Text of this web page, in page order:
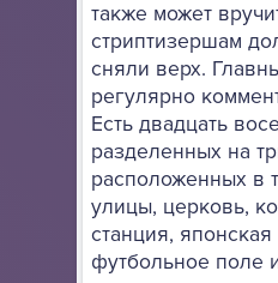
также может
стриптизершам
сняли верх.
регулярно
Есть двадцать
разделенных на
расположенных в
улицы, церковь,
станция, японская
футбольное поле